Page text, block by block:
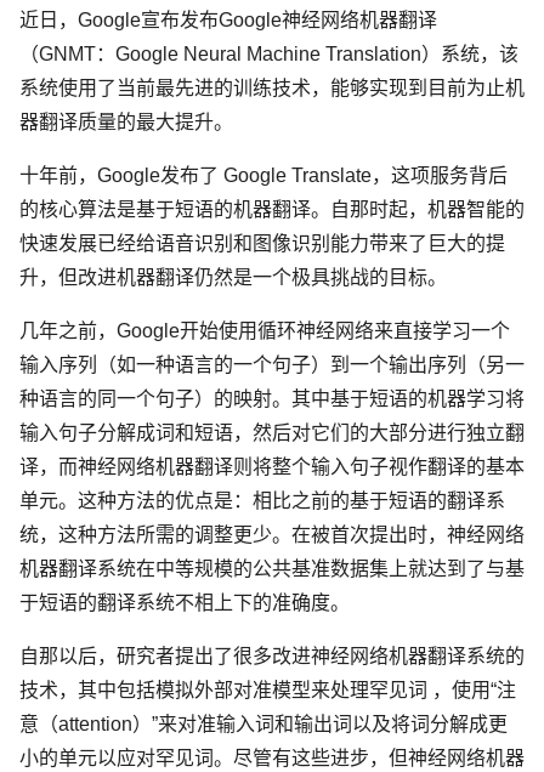
近日，Google宣布发布Google神经网络机器翻译
（GNMT：Google Neural Machine Translation）系统，该
系统使用了当前最先进的训练技术，能够实现到目前为止机
器翻译质量的最大提升。
十年前，Google发布了 Google Translate，这项服务背后
的核心算法是基于短语的机器翻译。自那时起，机器智能的
快速发展已经给语音识别和图像识别能力带来了巨大的提
升，但改进机器翻译仍然是一个极具挑战的目标。
几年之前，Google开始使用循环神经网络来直接学习一个
输入序列（如一种语言的一个句子）到一个输出序列（另一
种语言的同一个句子）的映射。其中基于短语的机器学习将
输入句子分解成词和短语，然后对它们的大部分进行独立翻
译，而神经网络机器翻译则将整个输入句子视作翻译的基本
单元。这种方法的优点是：相比之前的基于短语的翻译系
统，这种方法所需的调整更少。在被首次提出时，神经网络
机器翻译系统在中等规模的公共基准数据集上就达到了与基
于短语的翻译系统不相上下的准确度。
自那以后，研究者提出了很多改进神经网络机器翻译系统的
技术，其中包括模拟外部对准模型来处理罕见词 ，使用“注
意（attention）”来对准输入词和输出词以及将词分解成更
小的单元以应对罕见词。尽管有这些进步，但神经网络机器